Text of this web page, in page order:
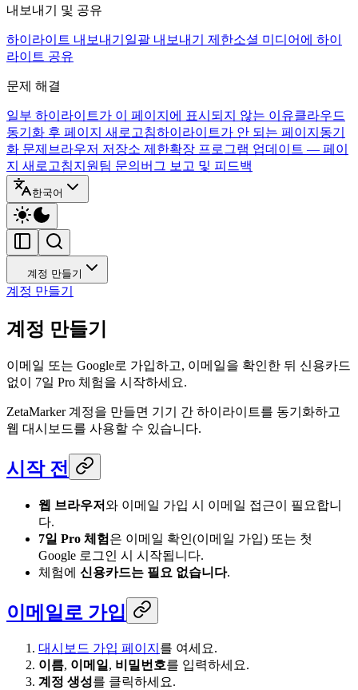
내보내기 및 공유
하이라이트 내보내기 일괄 내보내기 제한소셜 미디어에 하이
라이트 공유
문제 해결
일부 하이라이트가 이 페이지에 표시되지 않는 이유클라우드
동기화 후 페이지 새로고침하이라이트가 안 되는 페이지 동기
화 문제 브라우저 저장소 제한확장 프로그램 업데이트 — 페이
지 새로고침지원팀 문의 버그 보고 및 피드백
한국어
계정 만들기
계정 만들기
계정 만들기
이메일 또는 Google로 가입하고, 이메일을 확인한 뒤 신용카드
없이 7일 Pro 체험을 시작하세요.
ZetaMarker 계정을 만들면 기기 간 하이라이트를 동기화하고
웹 대시보드를 사용할 수 있습니다.
시작 전
웹 브라우저와 이메일 가입 시 이메일 접근이 필요합니
다.
7일 Pro 체험 은 이메일 확인(이메일 가입) 또는 첫
Google 로그인 시 시작됩니다.
체험에 신용카드는 필요 없습니다.
이메일로 가입
대시보드 가입 페이지 를 여세요.
이름, 이메일, 비밀번호를 입력하세요.
계정 생성를 클릭하세요.